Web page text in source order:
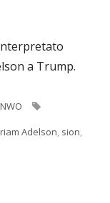
a Trump.
NWO
Adelson, sion,